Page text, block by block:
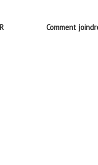
Comment